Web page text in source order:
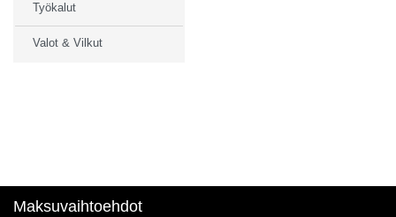
Työkalut
Valot & Vilkut
Maksuvaihtoehdot